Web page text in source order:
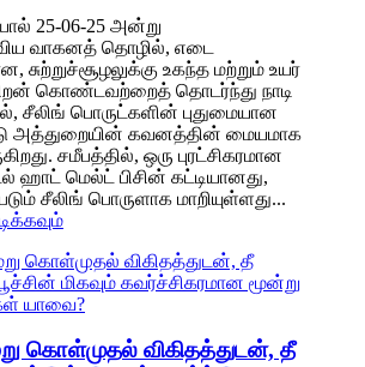
25-06-25 அன்று
வாகனத் தொழில், எடை
சுற்றுச்சூழலுக்கு உகந்த மற்றும் உயர்
கொண்டவற்றைத் தொடர்ந்து நாடி
சீலிங் பொருட்களின் புதுமையான
அத்துறையின் கவனத்தின் மையமாக
சமீபத்தில், ஒரு புரட்சிகரமான
​​ஹாட் மெல்ட் பிசின் கட்டியானது,
சீலிங் பொருளாக மாறியுள்ளது...
கொள்முதல் விகிதத்துடன், தீ